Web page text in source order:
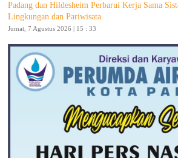
Padang dan Hildesheim Perbarui Kerja Sama
Lingkungan dan Pariwisata
Jumat, 7 Agustus 2026 | 15 : 33